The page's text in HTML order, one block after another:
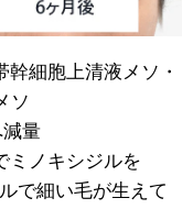
幹細胞上清液メソ・
ソ
量
ミノキシジルを
で細い毛が生えて